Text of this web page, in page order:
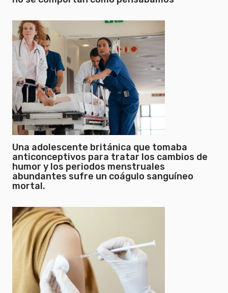
Una adolescente británica que tomaba
anticonceptivos para tratar los cambios de
humor y los periodos menstruales
abundantes sufre un coágulo sanguíneo
mortal.